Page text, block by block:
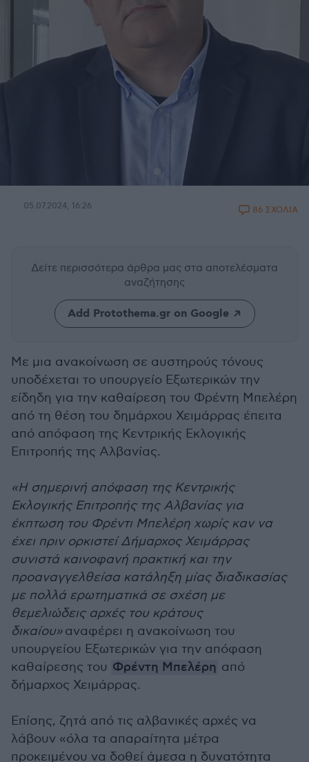
05.07.2024, 16:26 86 ΣΧΟΛΙΑ
Δείτε περισσότερα άρθρα μας στα αποτελέσματα
αναζήτησης
Add Protothema.gr on Google
Με μια ανακοίνωση σε αυστηρούς τόνους
υποδέχεται το υπουργείο Εξωτερικών την
είδηδη για την καθαίρεση του Φρέντη Μπελέρη
από τη θέση του δημάρχου Χειμάρρας έπειτα
από απόφαση της Κεντρικής Εκλογικής
Επιτροπής της Αλβανίας.
«Η σημερινή απόφαση της Κεντρικής
Εκλογικής Επιτροπής της Αλβανίας για
έκπτωση του Φρέντι Μπελέρη χωρίς καν να
έχει πριν ορκιστεί Δήμαρχος Χειμάρρας
συνιστά καινοφανή πρακτική και την
προαναγγελθείσα κατάληξη μίας διαδικασίας
με πολλά ερωτηματικά σε σχέση με
θεμελιώδεις αρχές του κράτους
δικαίου»αναφέρει η ανακοίνωση του
υπουργείου Εξωτερικών για την απόφαση
καθαίρεσης του Φρέντη Μπελέρη από
δήμαρχος Χειμάρρας.
Επίσης, ζητά από τις αλβανικές αρχές να
λάβουν «όλα τα απαραίτητα μέτρα
προκειμένου να δοθεί άμεσα η δυνατότητα